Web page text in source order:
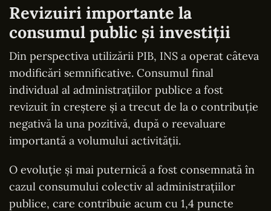
Revizuiri importante la
consumul public și investiții
Din perspectiva utilizării PIB, INS a operat câteva
modificări semnificative. Consumul final
individual al administrațiilor publice a fost
revizuit în creștere și a trecut de la o contribuție
negativă la una pozitivă, după o reevaluare
importantă a volumului activității.
O evoluție și mai puternică a fost consemnată în
cazul consumului colectiv al administrațiilor
publice, care contribuie acum cu 1,4 puncte